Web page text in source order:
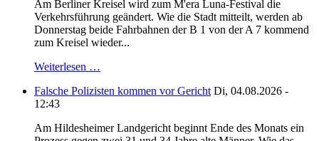
Am Berliner Kreisel wird zum M'era Luna-Festival die
Verkehrsführung geändert. Wie die Stadt mitteilt, werden ab
Donnerstag beide Fahrbahnen der B 1 von der A 7 kommend
zum Kreisel wieder...
Weiterlesen …
Falsche Polizisten kommen vor Gericht Di, 04.08.2026 -
12:43
Am Hildesheimer Landgericht beginnt Ende des Monats ein